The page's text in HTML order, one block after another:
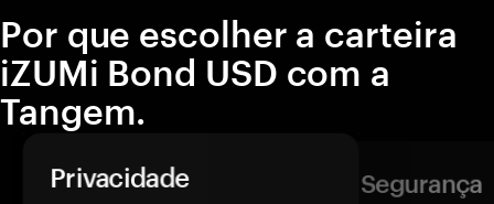
Por que escolher a carteira
iZUMi Bond USD com a
Tangem.
Privacidade Segurança